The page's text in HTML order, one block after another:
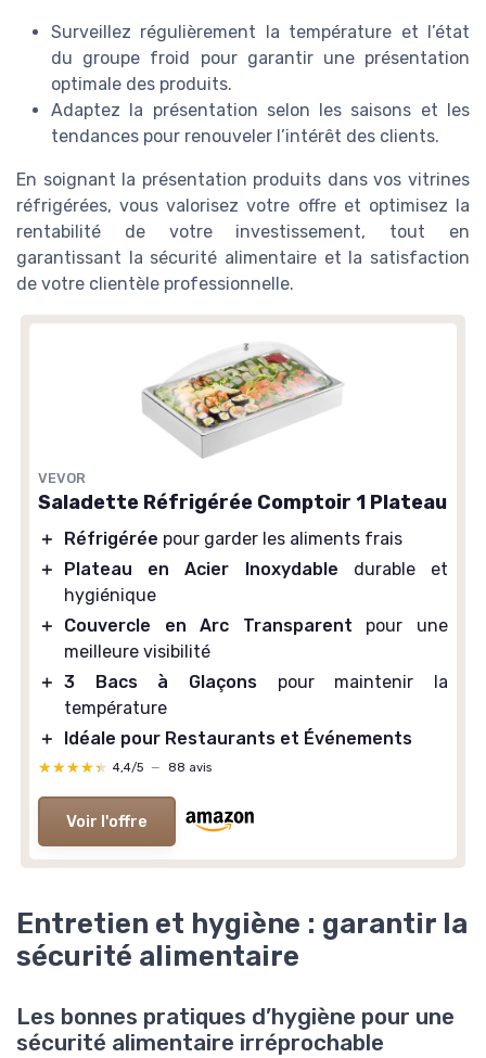
Surveillez régulièrement la température et l’état
du groupe froid pour garantir une présentation
optimale des produits.
Adaptez la présentation selon les saisons et les
tendances pour renouveler l’intérêt des clients.
En soignant la présentation produits dans vos vitrines
réfrigérées, vous valorisez votre offre et optimisez la
rentabilité de votre investissement, tout en
garantissant la sécurité alimentaire et la satisfaction
de votre clientèle professionnelle.
VEVOR
Saladette Réfrigérée Comptoir 1 Plateau
＋ Réfrigérée pour garder les aliments frais
＋
Plateau en Acier Inoxydable durable et
hygiénique
＋
Couvercle en Arc Transparent pour une
meilleure visibilité
＋ 3 Bacs à Glaçons pour maintenir la
température
＋
Idéale pour Restaurants et Événements
★★★★★
★★★★★ 4,4/5 — 88 avis
Voir l'offre
Entretien et hygiène : garantir la
sécurité alimentaire
Les bonnes pratiques d’hygiène pour une
sécurité alimentaire irréprochable